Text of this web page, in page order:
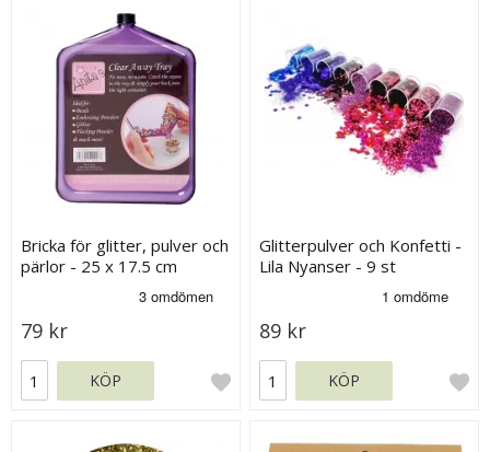
Bricka för glitter, pulver och
pärlor - 25 x 17.5 cm
79 kr
KÖP
Glitterpulver och Konfetti -
Lila Nyanser - 9 st
89 kr
KÖP